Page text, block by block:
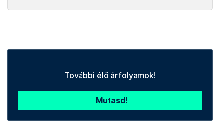
További élő árfolyamok!
Mutasd!